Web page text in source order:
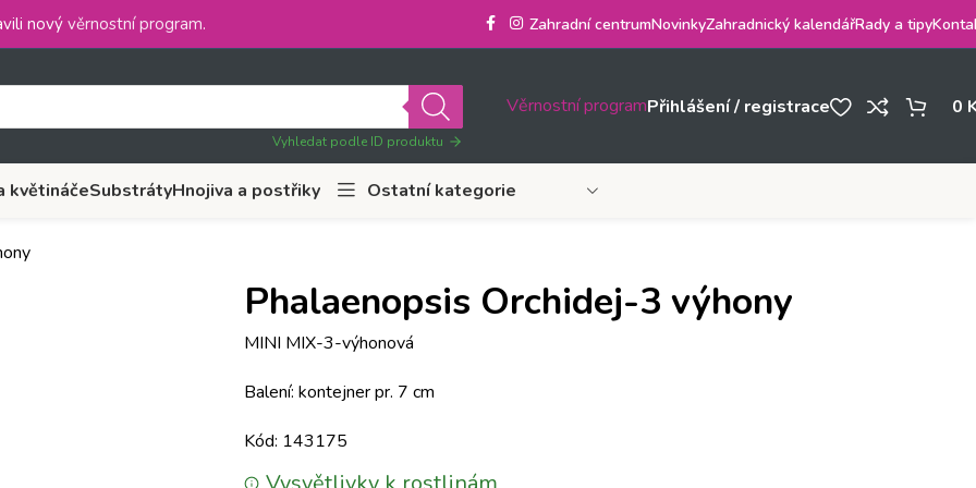
nový věrnostní program. Zahradní centrumNovinkyZahradnický kalendářRady a tipy
Vyhledat podle ID produktu
Věrnostní programPřihlášení / registrace 0
květináčeSubstrátyHnojiva a postřiky Ostatní kategorie
Phalaenopsis Orchidej-3 výhony
MINI MIX-3-výhonová
Balení: kontejner pr. 7 cm
Kód: 143175